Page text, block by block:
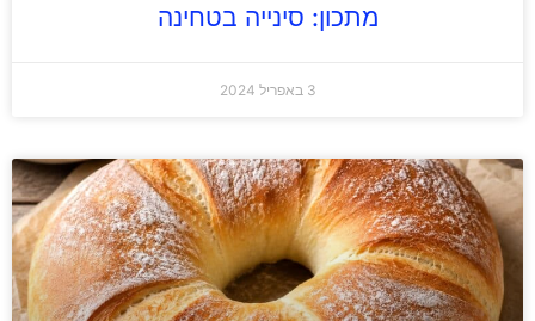
מתכון: סינייה בטחינה
3 באפריל 2024